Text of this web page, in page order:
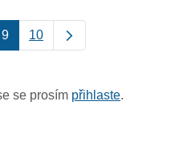
9 10
se prosím přihlaste.